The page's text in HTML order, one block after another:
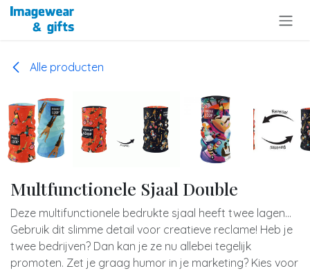
Overslaan naar inhoud
Alle producten
Multfunctionele Sjaal Double
Deze multifunctionele bedrukte sjaal heeft twee lagen…
Gebruik dit slimme detail voor creatieve reclame! Heb je
twee bedrijven? Dan kan je ze nu allebei tegelijk
promoten. Zet je graag humor in je marketing? Kies voor